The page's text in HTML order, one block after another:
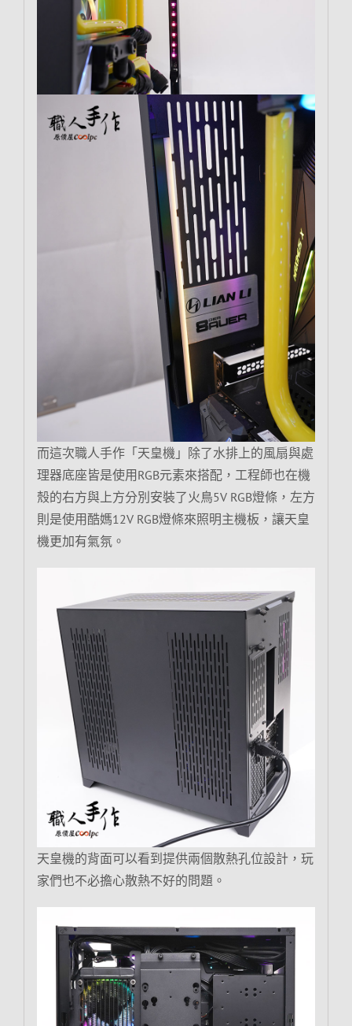
而這次職人手作「天皇機」除了水排上的風扇與處
理器底座皆是使用RGB元素來搭配，工程師也在機
殼的右方與上方分別安裝了火鳥5V RGB燈條，左方
則是使用酷媽12V RGB燈條來照明主機板，讓天皇
機更加有氣氛。
天皇機的背面可以看到提供兩個散熱孔位設計，玩
家們也不必擔心散熱不好的問題。